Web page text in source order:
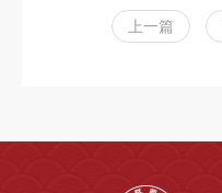
上一篇